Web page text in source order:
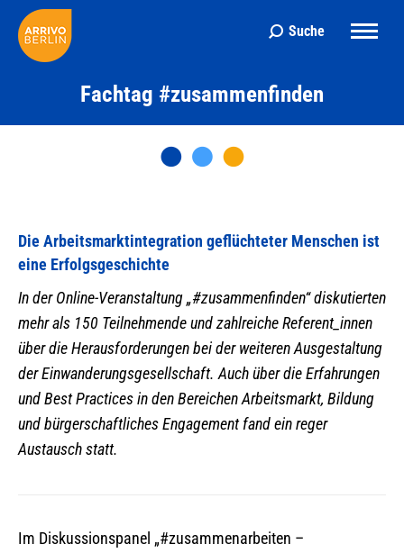
Search:
Suche
Fachtag #zusammenfinden
Die Arbeitsmarktintegration geflüchteter Menschen ist
eine Erfolgsgeschichte
In der Online-Veranstaltung „#zusammenfinden“ diskutierten
mehr als 150 Teilnehmende und zahlreiche Referent_innen
über die Herausforderungen bei der weiteren Ausgestaltung
der Einwanderungsgesellschaft. Auch über die Erfahrungen
und Best Practices in den Bereichen Arbeitsmarkt, Bildung
und bürgerschaftliches Engagement fand ein reger
Austausch statt.
Im Diskussionspanel „#zusammenarbeiten –